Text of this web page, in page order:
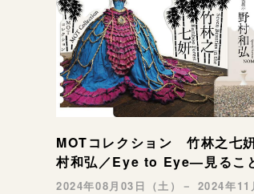
MOTコレクション 竹林之七
村和弘／Eye to Eye—見るこ
2024年08月03日（土）－ 2024年11